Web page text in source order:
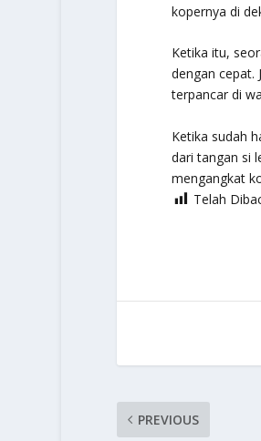
kopernya di
Ketika itu,
dengan cepat.
terpancar di
Ketika sudah
dari tangan si
mengangkat
Telah
PREVIOUS